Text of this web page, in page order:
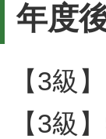
年度
【3級
【3級